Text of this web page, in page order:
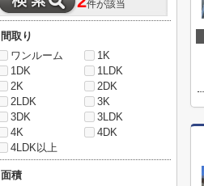
件が該当
間取り
ワンルーム
1K
1DK
1LDK
2K
2DK
2LDK
3K
3DK
3LDK
4K
4DK
4LDK以上
面積